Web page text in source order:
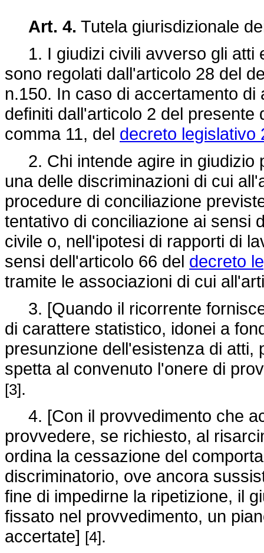
Art. 4. Tutela giurisdizionale
1. I giudizi civili avverso gli atti
sono regolati dall'articolo 28 del
n.150. In caso di accertamento
definiti dall'articolo 2 del
comma 11, del decreto legislativo
2. Chi intende agire in giudizio
una delle discriminazioni di cui
procedure di conciliazione
tentativo di conciliazione ai sensi
civile o, nell'ipotesi di rapporti di
sensi dell'articolo 66 del decreto
tramite le associazioni di cui
3. [Quando il ricorrente
di carattere statistico, idonei a
presunzione dell'esistenza di atti,
spetta al convenuto l'onere di
[3].
4. [Con il provvedimento che
provvedere, se richiesto, al
ordina la cessazione del
discriminatorio, ove ancora
fine di impedirne la ripetizione, il
fissato nel provvedimento, un
accertate] [4].